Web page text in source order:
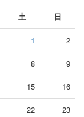
土 日
1 2
8 9
15 16
22 23